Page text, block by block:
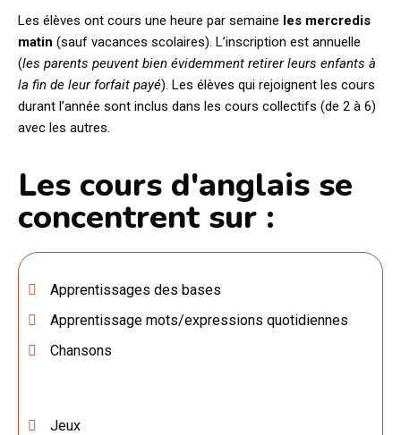
Les élèves ont cours une heure par semaine les mercredis
matin (sauf vacances scolaires). L’inscription est annuelle
(les parents peuvent bien évidemment retirer leurs enfants à
la fin de leur forfait payé). Les élèves qui rejoignent les cours
durant l’année sont inclus dans les cours collectifs (de 2 à 6)
avec les autres.
Les cours d'anglais se
concentrent sur :
Apprentissages des bases
Apprentissage mots/expressions quotidiennes
Chansons
Jeux